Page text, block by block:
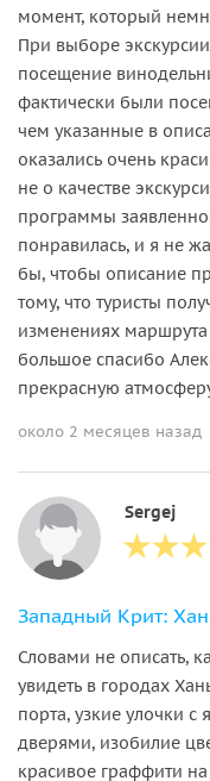
момент, который
При выборе
посещение
фактически были
чем указанные в
оказались очень
не о качестве
программы
понравилась, и я не
бы, чтобы описание
тому, что туристы
изменениях
большое спасибо
прекрасную
около 2 месяцев назад
Sergej
Словами не описать,
увидеть в городах
порта, узкие улочки
дверями, изобилие
красивое граффити